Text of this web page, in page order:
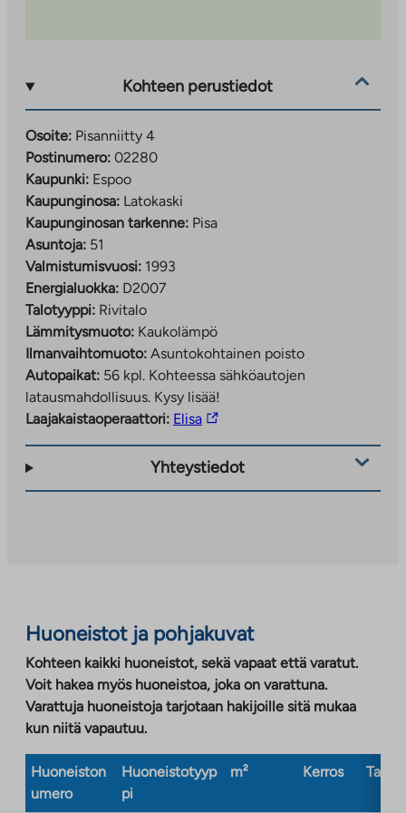
Kohteen perustiedot
Osoite: Pisanniitty 4
Postinumero: 02280
Kaupunki: Espoo
Kaupunginosa: Latokaski
Kaupunginosan tarkenne: Pisa
Asuntoja: 51
Valmistumisvuosi: 1993
Energialuokka: D2007
Talotyyppi: Rivitalo
Lämmitysmuoto: Kaukolämpö
Ilmanvaihtomuoto: Asuntokohtainen poisto
Autopaikat: 56 kpl. Kohteessa sähköautojen
latausmahdollisuus. Kysy lisää!
Laajakaistaoperaattori: ElisaLinkki
ulkopuoliseen
Yhteystiedot
Huoneistot ja pohjakuvat
Kohteen kaikki huoneistot, sekä vapaat että varatut.
Voit hakea myös huoneistoa, joka on varattuna.
Varattuja huoneistoja tarjotaan hakijoille sitä mukaa
kun niitä vapautuu.
Huoneiston
umero
Huoneistotyyp
pi
m² Kerros